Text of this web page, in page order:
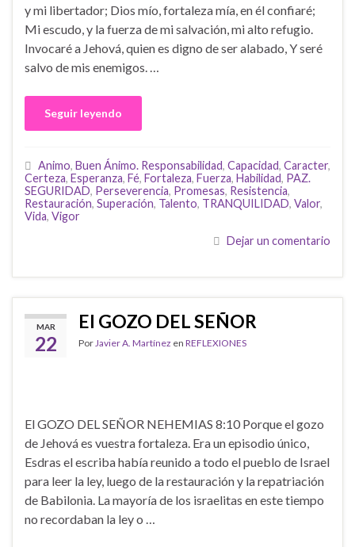
y mi libertador; Dios mío, fortaleza mía, en él confiaré;
Mi escudo, y la fuerza de mi salvación, mi alto refugio.
Invocaré a Jehová, quien es digno de ser alabado, Y seré
salvo de mis enemigos. …
Seguir leyendo
Animo, Buen Ánimo. Responsabilidad, Capacidad, Caracter,
Certeza, Esperanza, Fé, Fortaleza, Fuerza, Habilidad, PAZ.
SEGURIDAD, Perseverencia, Promesas, Resistencia,
Restauración, Superación, Talento, TRANQUILIDAD, Valor,
Vida, Vigor
Dejar un comentario
MAR
22
El GOZO DEL SEÑOR
PorJavier A. Martínez en REFLEXIONES
El GOZO DEL SEÑOR NEHEMIAS 8:10 Porque el gozo
de Jehová es vuestra fortaleza. Era un episodio único,
Esdras el escriba había reunido a todo el pueblo de Israel
para leer la ley, luego de la restauración y la repatriación
de Babilonia. La mayoría de los israelitas en este tiempo
no recordaban la ley o …